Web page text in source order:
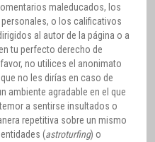
maleducados, los
o los calificativos
al autor de la página o a
tu perfecto derecho de
no utilices el anonimato
no les dirías en caso de
ambiente agradable en el que
a sentirse insultados o
repetitiva sobre un mismo
(astroturfing) o